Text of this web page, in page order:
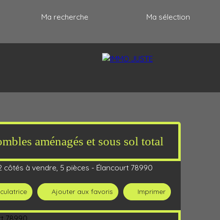
Ma recherche Ma sélection
RECRUTEMENT PARTENAIRES CONTACT
aménagés et sous sol total
côtés à vendre, 5 pièces - Élancourt 78990
Ajouter aux favoris Imprimer